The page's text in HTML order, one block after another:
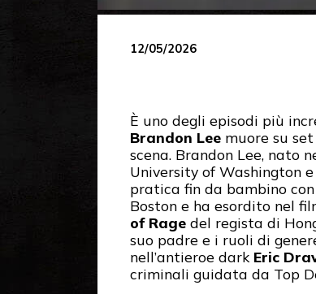
12/05/2026
È uno degli episodi più
Brandon Lee muore su
scena. Brandon Lee, nato
University of Washington
pratica fin da bambino
Boston e ha esordito nel
of Rage del regista di
suo padre e i ruoli di
nell’antieroe dark Eric
criminali guidata da Top